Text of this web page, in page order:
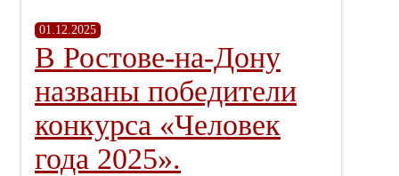
01.12.2025
В Ростове-на-Дону
названы победители
конкурса «Человек
года 2025».